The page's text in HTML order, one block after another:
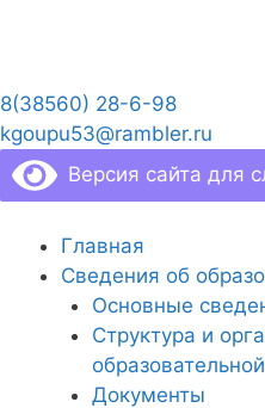
8(38560) 28-6-98
kgoupu53@rambler.ru
Версия сайта для
Главная
Сведения об
Основные
Структура и
Документы